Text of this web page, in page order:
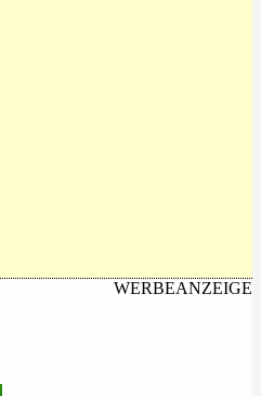
WERBEANZEIGE